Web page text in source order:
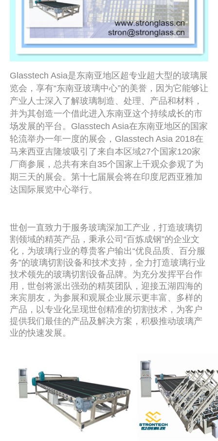
Glasstech Asia是东南亚地区超专业超大型的玻璃展
览会，享有“东南亚玻璃中心”的美誉，因为它能够让
产业人士深入了解玻璃制造、处理、产品和材料，
并为其创造一个借此进入东南亚这个持续成长的市
场发展的平台。Glasstech Asia在东南亚地区的国家
轮流举办一年一度的展会，Glasstech Asia 2018在
马来西亚吉隆坡吸引了来自本区域27个国家120家
厂商参展，总共有来自35个国家上千观众参观了为
期三天的展会。第十七届展会将在印度尼西亚雅加
达国际展览中心举行。
世创一直致力于服务玻璃深加工产业，打造玻璃切
割领域的精英产品，秉承公司“百炼成钢”的企业文
化，为玻璃行业的尊贵客户输出“优良品质、百分服
务”的玻璃切割设备和技术支持，全力打造玻璃行业
技术领先的玻璃切割设备品牌。为充分发挥平台作
用，世创将派出强劲的精英团队，迎接五湖四海的
来宾朋友，为参展和观展企业展示更丰富、多样的
产品，以专业化呈现世创精准的切割技术，为客户
提供我们最佳的产品及解决方案，积极推动玻璃产
业的快速发展。